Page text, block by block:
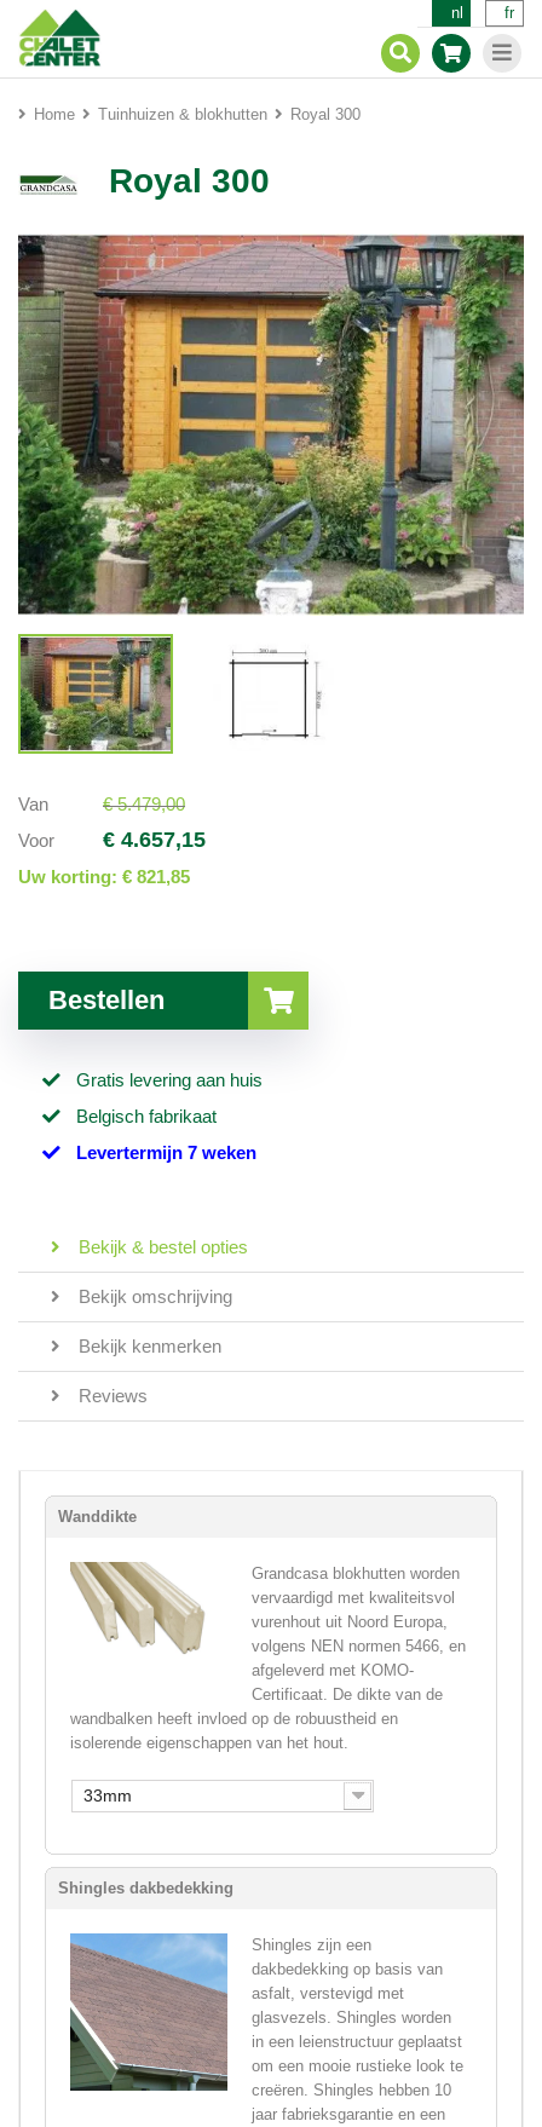
nl fr
Home Tuinhuizen & blokhutten Royal 300
Royal 300
Van
€ 5.479,00
Voor
€ 4.657,15
Uw korting: € 821,85
Bestellen
Gratis levering aan huis
Belgisch fabrikaat
Levertermijn 7 weken
Bekijk & bestel opties
Bekijk omschrijving
Bekijk kenmerken
Reviews
Wanddikte
Grandcasa blokhutten worden
vervaardigd met kwaliteitsvol
vurenhout uit Noord Europa,
volgens NEN normen 5466, en
afgeleverd met KOMO-
Certificaat. De dikte van de
wandbalken heeft invloed op de robuustheid en
isolerende eigenschappen van het hout.
33mm
Shingles dakbedekking
Shingles zijn een
dakbedekking op basis van
asfalt, verstevigd met
glasvezels. Shingles worden
in een leienstructuur geplaatst
om een mooie rustieke look te
creëren. Shingles hebben 10
jaar fabrieksgarantie en een